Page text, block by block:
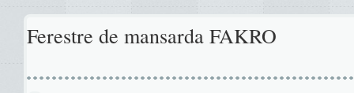
Ferestre de mansarda FAKRO